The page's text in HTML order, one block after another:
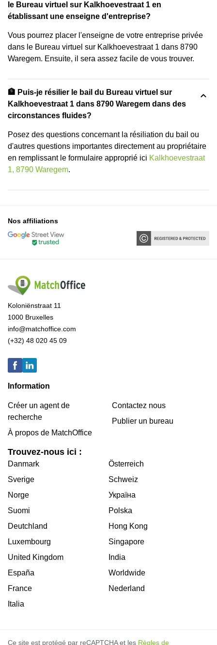
le Bureau virtuel sur Kalkhoevestraat 1 en
établissant une enseigne d'entreprise?
Vous pourrez placer l'enseigne de votre entreprise privée
dans le Bureau virtuel sur Kalkhoevestraat 1 dans 8790
Waregem. Ensuite, il sera assez facile de vous trouver.
🏦 Puis-je résilier le bail du Bureau virtuel sur
Kalkhoevestraat 1 dans 8790 Waregem dans des
circonstances fluides?
Posez des questions concernant la résiliation du bail ou
d'autres questions importantes directement au propriétaire
en remplissant le formulaire approprié ici Kalkhoevestraat
1, 8790 Waregem.
Nos affiliations
Koloniënstraat 11
1000 Bruxelles
info@matchoffice.com
(+32) 48 020 45 09
Information
Créer un agent de
recherche
À propos de MatchOffice
Contactez nous
Publier un bureau
Trouvez-nous ici :
Danmark
Sverige
Norge
Suomi
Deutchland
Luxembourg
United Kingdom
España
France
Italia
Österreich
Schweiz
Україна
Polska
Hong Kong
Singapore
India
Worldwide
Nederland
Ce site est protégé par reCAPTCHA et les Règles de